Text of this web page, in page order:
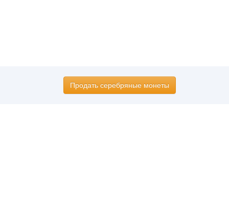
Продать серебряные монеты